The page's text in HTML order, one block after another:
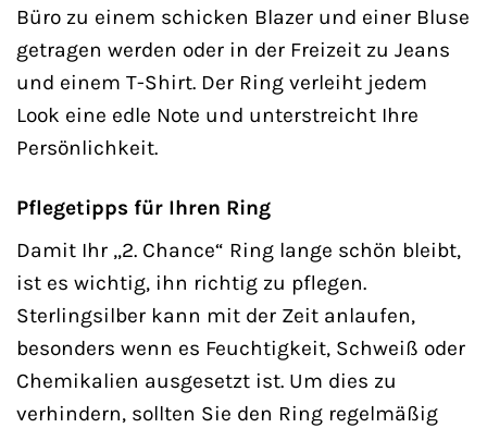
Büro zu einem schicken Blazer und einer Bluse
getragen werden oder in der Freizeit zu Jeans
und einem T-Shirt. Der Ring verleiht jedem
Look eine edle Note und unterstreicht Ihre
Persönlichkeit.
Pflegetipps für Ihren Ring
Damit Ihr „2. Chance“ Ring lange schön bleibt,
ist es wichtig, ihn richtig zu pflegen.
Sterlingsilber kann mit der Zeit anlaufen,
besonders wenn es Feuchtigkeit, Schweiß oder
Chemikalien ausgesetzt ist. Um dies zu
verhindern, sollten Sie den Ring regelmäßig